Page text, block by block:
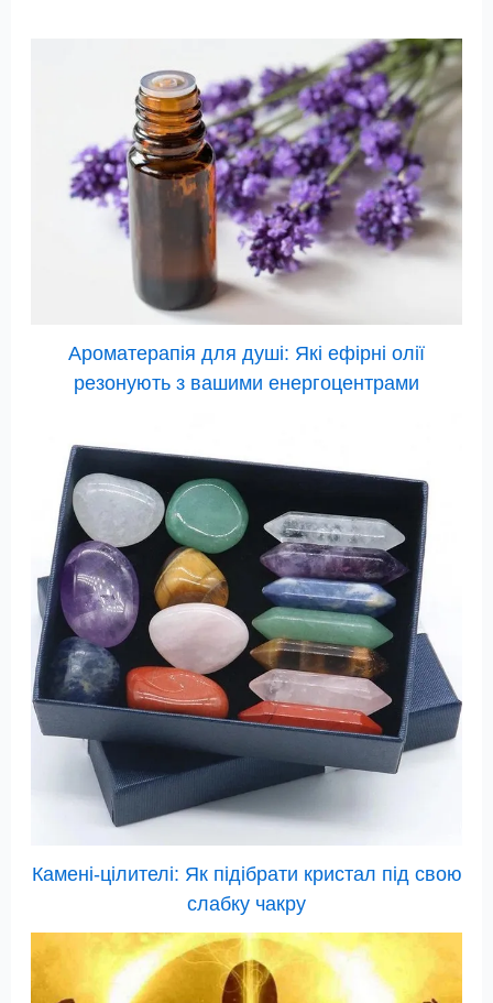
Ароматерапія для душі: Які ефірні олії
резонують з вашими енергоцентрами
Камені-цілителі: Як підібрати кристал під свою
слабку чакру